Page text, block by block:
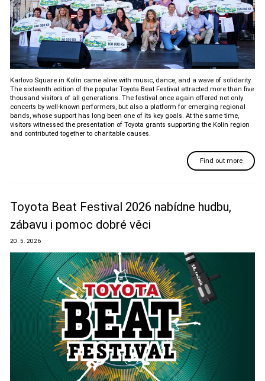
Karlovo Square in Kolín came alive with music, dance, and a wave of solidarity.
The sixteenth edition of the popular Toyota Beat Festival attracted more than five
thousand visitors of all generations. The festival once again offered not only
concerts by well-known performers, but also a platform for emerging regional
bands, whose support has long been one of its key goals. At the same time,
visitors witnessed the presentation of Toyota grants supporting the Kolín region
and contributed together to charitable causes.
Find out more
Toyota Beat Festival 2026 nabídne hudbu,
zábavu i pomoc dobré věci
20. 5. 2026